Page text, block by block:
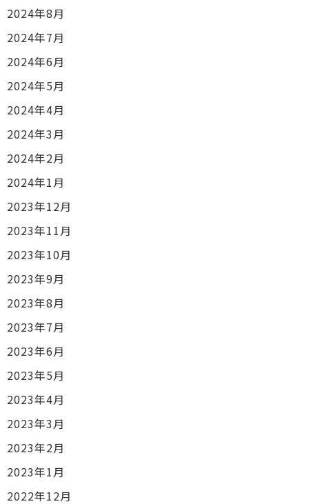
2024年8月
2024年7月
2024年6月
2024年5月
2024年4月
2024年3月
2024年2月
2024年1月
2023年12月
2023年11月
2023年10月
2023年9月
2023年8月
2023年7月
2023年6月
2023年5月
2023年4月
2023年3月
2023年2月
2023年1月
2022年12月